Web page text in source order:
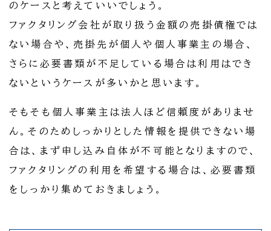
のケースと考えていいでしょう。
ファクタリング会社が取り扱う金額の売掛債権では
ない場合や、売掛先が個人や個人事業主の場合、
さらに必要書類が不足している場合は利用はでき
ないというケースが多いかと思います。
そもそも個人事業主は法人ほど信頼度がありませ
ん。そのためしっかりとした情報を提供できない場
合は、まず申し込み自体が不可能となりますので、
ファクタリングの利用を希望する場合は、必要書類
をしっかり集めておきましょう。